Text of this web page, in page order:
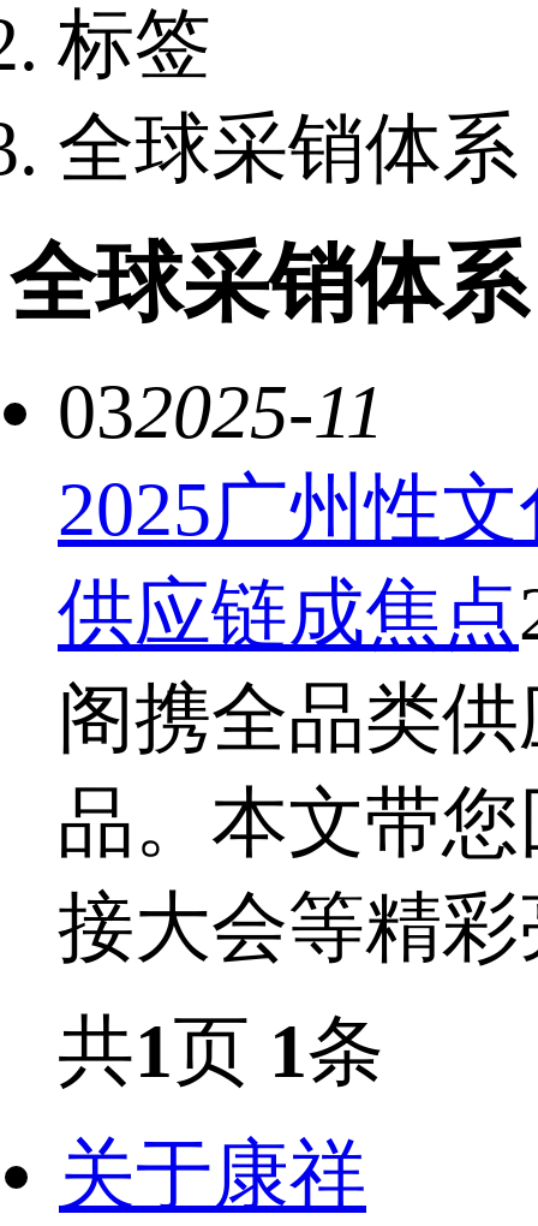
标签
全球采销体系
全球采销体系
032025-11
2025广州性
供应链成焦点
阁携全品类
品。本文带
接大会等精
共1页 1条
关于康祥